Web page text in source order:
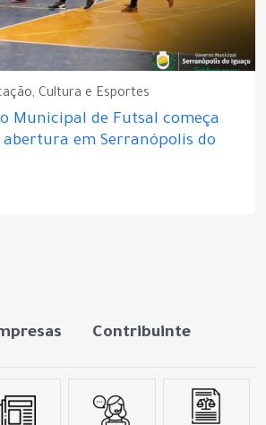
Cultura e Esportes
Municipal de Futsal começa
em Serranópolis do
Contribuinte